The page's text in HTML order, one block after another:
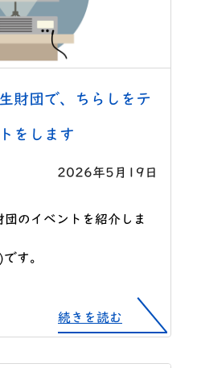
財団で、ちらしをテ
をします
2026年5月19日
のイベントを紹介しま
す。
続きを読む